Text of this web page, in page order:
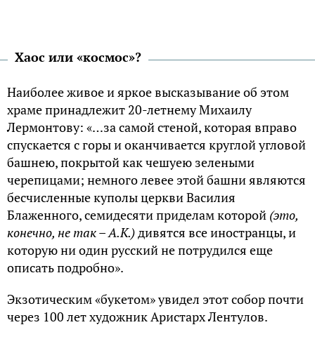
Хаос или «космос»?
Наиболее живое и яркое высказывание об этом
храме принадлежит 20-летнему Михаилу
Лермонтову: «…за самой стеной, которая вправо
спускается с горы и оканчивается круглой угловой
башнею, покрытой как чешуею зелеными
черепицами; немного левее этой башни являются
бесчисленные куполы церкви Василия
Блаженного, семидесяти приделам которой (это,
конечно, не так – А.К.)дивятся все иностранцы, и
которую ни один русский не потрудился еще
описать подробно».
Экзотическим «букетом» увидел этот собор почти
через 100 лет художник Аристарх Лентулов.